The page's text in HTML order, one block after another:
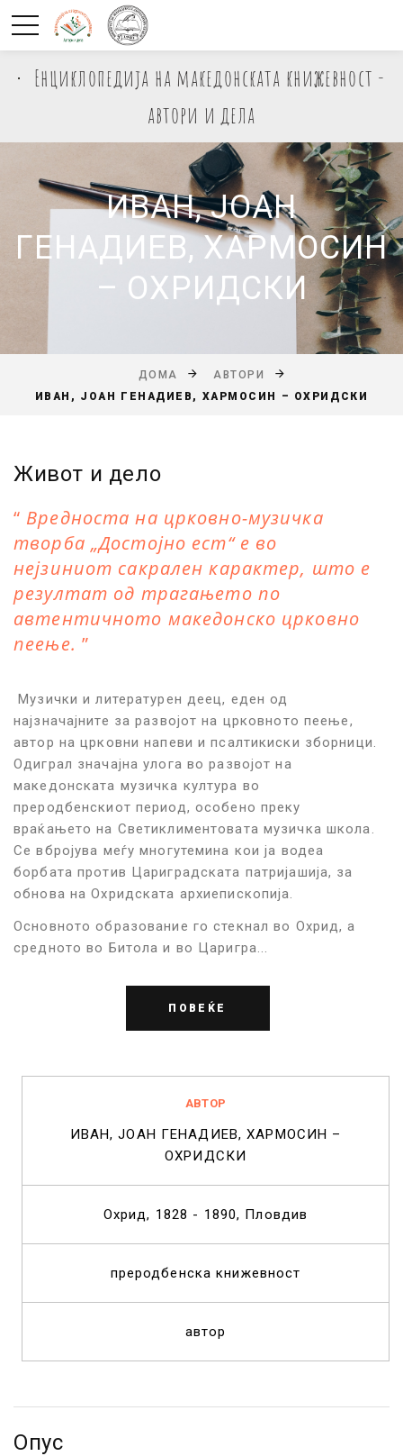
Енциклопедија на македонската книжевност -
автори и дела
ИВАН, ЈОАН
ГЕНАДИЕВ, ХАРМОСИН
– ОХРИДСКИ
ДОМА
АВТОРИ
ИВАН, ЈОАН ГЕНАДИЕВ, ХАРМОСИН – ОХРИДСКИ
Живот и дело
Вредноста на црковно-музичка
творба „Достојно ест“ е во
нејзиниот сакрален карактер, што е
резултат од трагањето по
автентичното македонско црковно
пеење.
Музички и литературен деец, еден од
најзначајните за развојот на црковното пеење,
автор на црковни напеви и псалтикиски зборници.
Одиграл значајна улога во развојот на
македонската музичка култура во
преродбенскиот период, особено преку
враќањето на Светиклиментовата музичка школа.
Се вбројува меѓу многутемина кои ја водеа
борбата против Цариградската патријашија, за
обнова на Охридската архиепископија.
Основното образование го стекнал во Охрид, а
средното во Битола и во Царигра...
ПОВЕЌЕ
АВТОР
ИВАН, ЈОАН ГЕНАДИЕВ, ХАРМОСИН –
ОХРИДСКИ
Охрид, 1828 - 1890, Пловдив
преродбенска книжевност
автор
Опус